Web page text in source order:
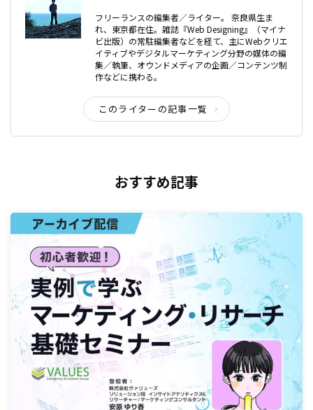
フリーランスの編集者／ライター。 奈良県生ま
れ、東京都在住。雑誌『Web Designing』（マイナ
ビ出版）の常駐編集者などを経て、主にWebクリエ
イティブやデジタルマーケティング分野の媒体の編
集／執筆、オウンドメディアの企画／コンテンツ制
作などに携わる。
このライターの記事一覧
おすすめ記事